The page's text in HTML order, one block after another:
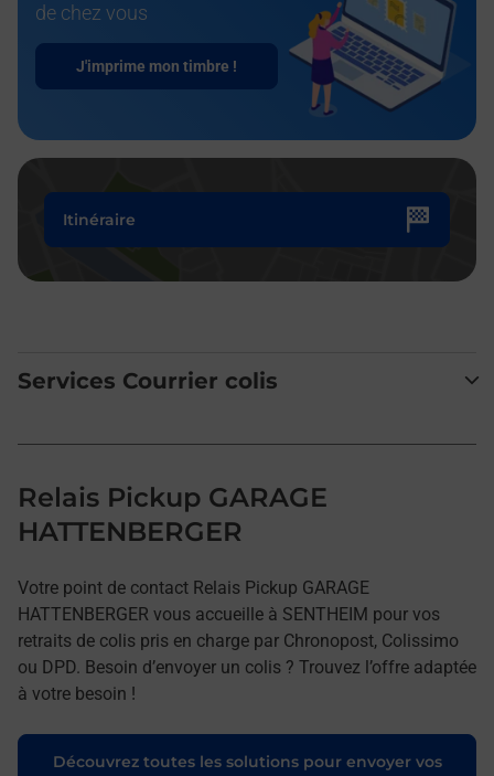
de chez vous
J'imprime mon timbre !
Itinéraire
Services Courrier colis
Relais Pickup GARAGE
HATTENBERGER
Votre point de contact Relais Pickup GARAGE
HATTENBERGER vous accueille à SENTHEIM pour vos
retraits de colis pris en charge par Chronopost, Colissimo
ou DPD. Besoin d’envoyer un colis ? Trouvez l’offre adaptée
à votre besoin !
Découvrez toutes les solutions pour envoyer vos